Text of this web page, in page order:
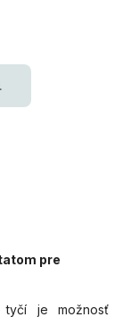
pre
tyčí je možnosť